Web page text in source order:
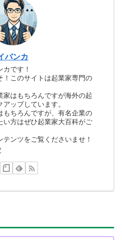
バンカ
です！
！このサイトは起業家専門の
家はもちろんですが海外の起
ップしています。
もちろんですが、有名企業の
い方はぜひ起業家大百科がご
ンツをご覧くださいませ！